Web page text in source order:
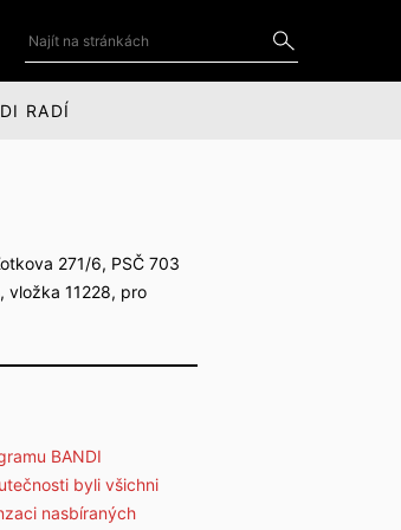
Kravatové spony
Kožené doplňky
Šály, čepice a rukavice
LinkedIn
RADÍ
271/6, PSČ 703
vložka 11228, pro
BANDI
byli všichni
nasbíraných